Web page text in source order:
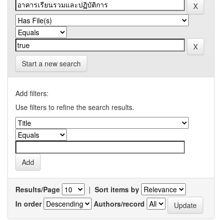
Start a new search
Add filters:
Use filters to refine the search results.
Results/Page | Sort items by
In order
Authors/record